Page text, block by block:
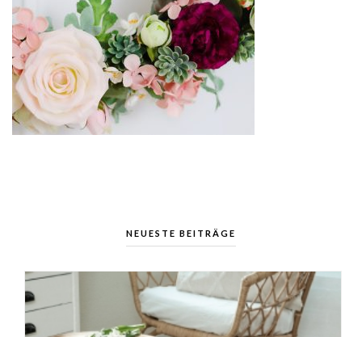
NEUESTE BEITRÄGE